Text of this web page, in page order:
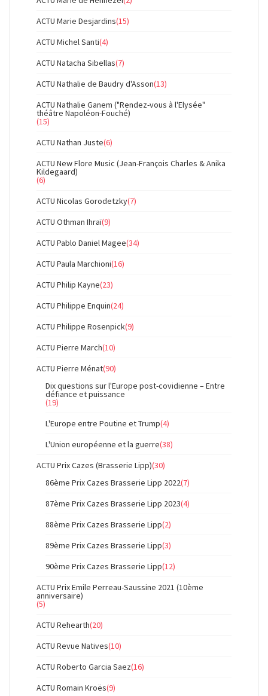
ACTU Marie Desjardins(15)
ACTU Michel Santi(4)
ACTU Natacha Sibellas(7)
ACTU Nathalie de Baudry d'Asson(13)
ACTU Nathalie Ganem ("Rendez-vous à l'Elysée"
théâtre Napoléon-Fouché)
(15)
ACTU Nathan Juste(6)
ACTU New Flore Music (Jean-François Charles & Anika
Kildegaard)
(6)
ACTU Nicolas Gorodetzky(7)
ACTU Othman Ihraï(9)
ACTU Pablo Daniel Magee(34)
ACTU Paula Marchioni(16)
ACTU Philip Kayne(23)
ACTU Philippe Enquin(24)
ACTU Philippe Rosenpick(9)
ACTU Pierre March(10)
ACTU Pierre Ménat(90)
Dix questions sur l'Europe post-covidienne – Entre
défiance et puissance
(19)
L'Europe entre Poutine et Trump(4)
L'Union européenne et la guerre(38)
ACTU Prix Cazes (Brasserie Lipp)(30)
86ème Prix Cazes Brasserie Lipp 2022(7)
87ème Prix Cazes Brasserie Lipp 2023(4)
88ème Prix Cazes Brasserie Lipp(2)
89ème Prix Cazes Brasserie Lipp(3)
90ème Prix Cazes Brasserie Lipp(12)
ACTU Prix Emile Perreau-Saussine 2021 (10ème
anniversaire)
(5)
ACTU Rehearth(20)
ACTU Revue Natives(10)
ACTU Roberto Garcia Saez(16)
ACTU Romain Kroës(9)